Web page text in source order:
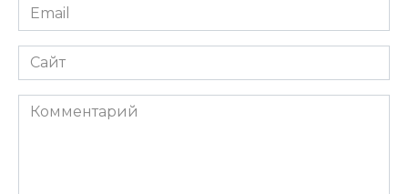
Email
*
Сайт
Комментарий